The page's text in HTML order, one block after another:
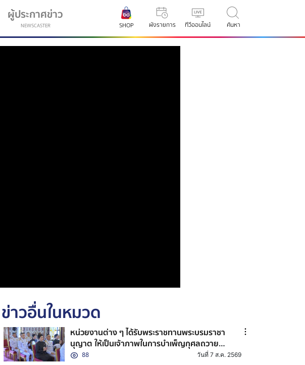
ผู้ประกาศข่าว
NEWSCASTER SHOP ผังรายการ ทีวีออนไลน์ ค้นหา
ข่าวอื่นในหมวด
หน่วยงานต่าง ๆ ได้รับพระราชทานพระบรมราชา
นุญาต ให้เป็นเจ้าภาพในการบำเพ็ญกุศลถวาย
พระบรมศพ สมเด็จพระนางเจ้าสิริกิติ์ พระบรม
88 วันที่ 7 ส.ค. 2569